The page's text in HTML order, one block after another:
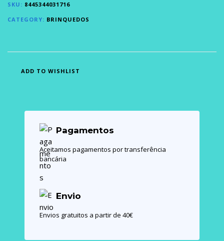
SKU: 8445344031716
CATEGORY: BRINQUEDOS
ADD TO WISHLIST
Pagamentos
Aceitamos pagamentos por transferência
bancária
Envio
Envios gratuitos a partir de 40€